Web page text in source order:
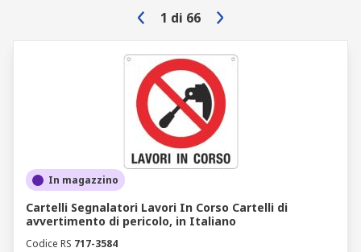
Regole di igiene
Cartelli e pittogrammi di divieto
Vietato parcheggiare
Vietato fumare
Vietato l'uso di telefoni cellulari
Camminare/non camminare in questo modo
1 di 66
In magazzino
Cartelli Segnalatori Lavori In Corso Cartelli di
avvertimento di pericolo, in Italiano
Codice RS 717-3584